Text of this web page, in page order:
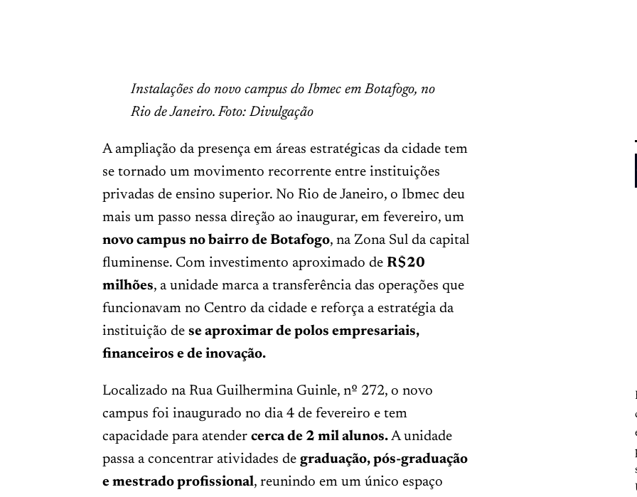
Instalações do novo campus do Ibmec em Botafogo, no
Rio de Janeiro. Foto: Divulgação
A ampliação da presença em áreas estratégicas da cidade tem
se tornado um movimento recorrente entre instituições
privadas de ensino superior. No Rio de Janeiro, o Ibmec deu
mais um passo nessa direção ao inaugurar, em fevereiro, um
novo campus no bairro de Botafogo, na Zona Sul da capital
fluminense. Com investimento aproximado de R$20
milhões, a unidade marca a transferência das operações que
funcionavam no Centro da cidade e reforça a estratégia da
instituição de se aproximar de polos empresariais,
financeiros e de inovação.
Localizado na Rua Guilhermina Guinle, nº 272, o novo
campus foi inaugurado no dia 4 de fevereiro e tem
capacidade para atender cerca de 2 mil alunos.A unidade
passa a concentrar atividades de graduação, pós-graduação
e mestrado profissional, reunindo em um único espaço